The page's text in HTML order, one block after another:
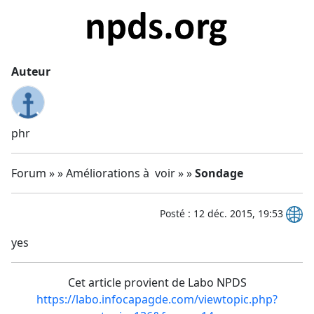
Auteur
phr
Forum » » Améliorations à voir » »Sondage
Posté : 12 déc. 2015, 19:53
yes
Cet article provient de Labo NPDS
https://labo.infocapagde.com/viewtopic.php?